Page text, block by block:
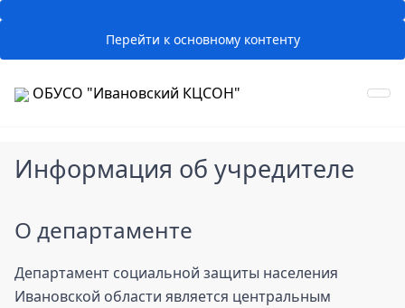
Перейти к основному контенту
ОБУСО "Ивановский КЦСОН"
Информация об учредителе
О департаменте
Департамент социальной защиты населения
Ивановской области является центральным